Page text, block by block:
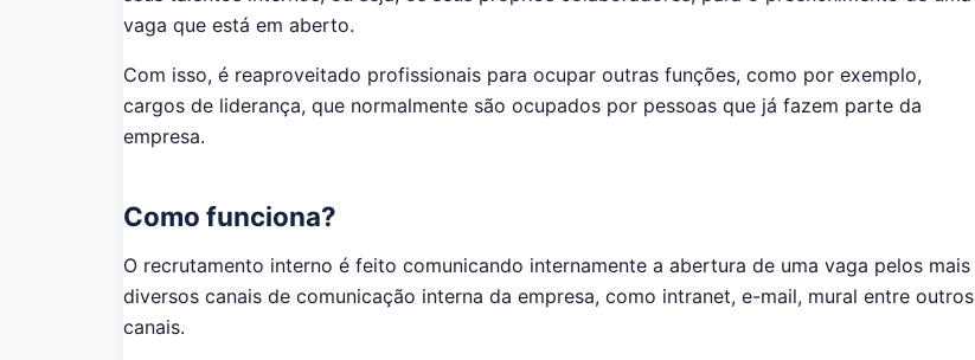
vaga que está em aberto.
Com isso, é reaproveitado profissionais para ocupar outras funções, como por exemplo,
cargos de liderança, que normalmente são ocupados por pessoas que já fazem parte da
empresa.
Como funciona?
O recrutamento interno é feito comunicando internamente a abertura de uma vaga pelos mais
diversos canais de comunicação interna da empresa, como intranet, e-mail, mural entre outros
canais.